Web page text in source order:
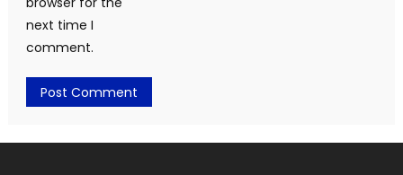
next time I
comment.